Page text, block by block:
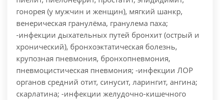
гонорея (у мужчин и женщин), мягкий шанкр,
венерическая гранулёма, гранулема паха;
-инфекции дыхательных путей бронхит (острый и
хронический), бронхоэктатическая болезнь,
крупозная пневмония, бронхопневмония,
пневмоцистическая пневмония; -инфекции ЛОР
органов средний отит, синусит, ларингит, ангина;
скарлатина; -инфекции желудочно-кишечного